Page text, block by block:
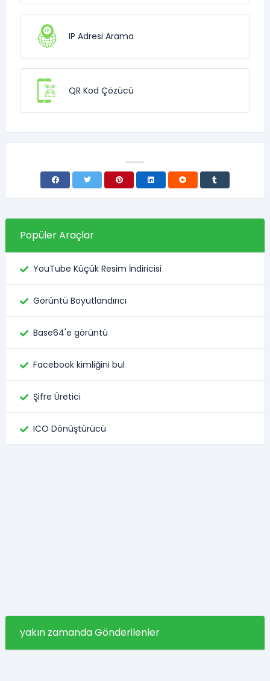
IP Adresi Arama
QR Kod Çözücü
Popüler Araçlar
YouTube Küçük Resim İndiricisi
Görüntü Boyutlandırıcı
Base64'e görüntü
Facebook kimliğini bul
Şifre Üretici
ICO Dönüştürücü
yakın zamanda Gönderilenler